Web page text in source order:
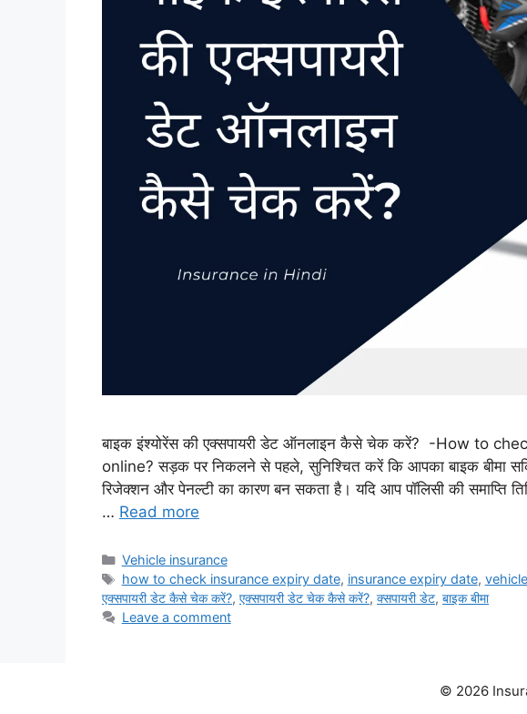
बाइक इंश्योरेंस की एक्सपायरी डेट ऑनलाइन कैसे चेक करें? -How to
online? सड़क पर निकलने से पहले, सुनिश्चित करें कि आपका बाइक बीमा
रिजेक्शन और पेनल्टी का कारण बन सकता है। यदि आप पॉलिसी की
… Read more
Categories
Vehicle insurance
Tags
how to check insurance expiry date, insurance expiry date,
एक्सपायरी डेट कैसे चेक करें?, एक्सपायरी डेट चेक कैसे करें?, क्सपायरी डेट, बाइक बीमा
Leave a comment
© 2026